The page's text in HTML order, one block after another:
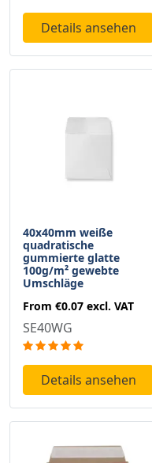
Details ansehen
40x40mm weiße
quadratische
gummierte glatte
100g/m² gewebte
Umschläge
From €0.07 excl. VAT
SE40WG
Details ansehen